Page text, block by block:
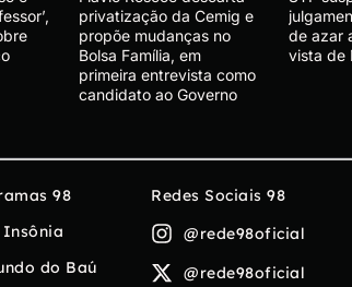
privatização da Cemig e
propõe mudanças no
Bolsa Família, em
primeira entrevista como
candidato ao Governo
de azar
vista de
98
Insônia
do Baú
Redes Sociais 98
@rede98oficial
@rede98oficial